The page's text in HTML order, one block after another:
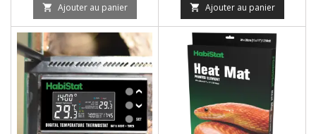
 Ajouter au panier  Ajouter au panier